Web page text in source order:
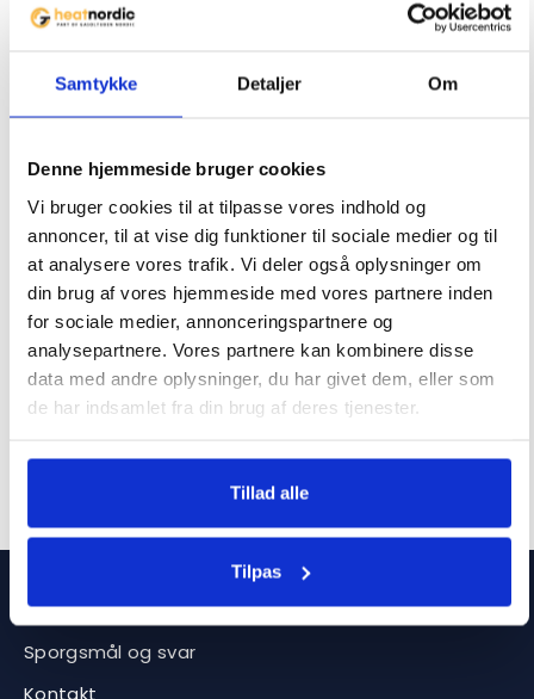
Samtykke Detaljer Om
Denne hjemmeside bruger cookies
Vi bruger cookies til at tilpasse vores indhold og
annoncer, til at vise dig funktioner til sociale medier og til
at analysere vores trafik. Vi deler også oplysninger om
din brug af vores hjemmeside med vores partnere inden
for sociale medier, annonceringspartnere og
analysepartnere. Vores partnere kan kombinere disse
data med andre oplysninger, du har givet dem, eller som
de har indsamlet fra din brug af deres tjenester.
Tillad alle
Tilpas
s
r
s
p
r
o
d
t
Dome
359kr. 819
Pizzaskovl Gozney Roccbox
759kr.
Ikke på lager
Pizzaskærer Ooni Rustfrit
stål
149kr.
Service
Sporgsmål og svar
Kontakt